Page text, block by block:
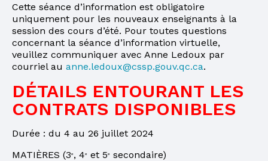
Cette séance d’information est obligatoire
uniquement pour les nouveaux enseignants à la
session des cours d’été. Pour toutes questions
concernant la séance d’information virtuelle,
veuillez communiquer avec Anne Ledoux par
courriel au anne.ledoux@cssp.gouv.qc.ca.
DÉTAILS ENTOURANT LES
CONTRATS DISPONIBLES
Durée : du 4 au 26 juillet 2024
MATIÈRES (3e, 4e et 5e
secondaire)